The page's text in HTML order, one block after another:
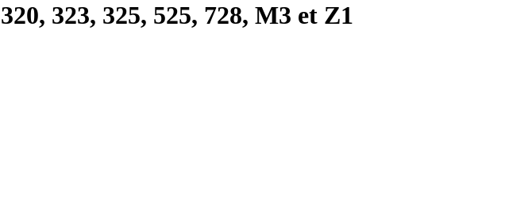
323, 325, 525, 728, M3 et Z1